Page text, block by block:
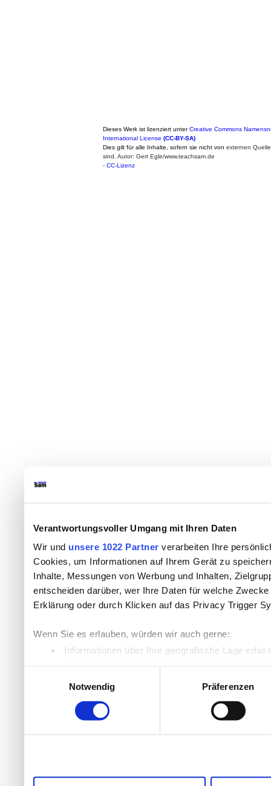
Verantwortungsvoller Umgang mit Ihren Daten
Wir und unsere 1022 Partner verarbeiten Ihre
Cookies, um Informationen auf Ihrem Gerät zu
Inhalte, Messungen von Werbung und Inhalten,
entscheiden darüber, wer Ihre Daten für welche
Erklärung oder durch Klicken auf das Privacy Trigger
Wenn Sie es erlauben, würden wir auch gerne:
Informationen über Ihre geografische Lage
Wir verwenden Cookies, um Inhalte und Anzeigen zu
die Zugriffe auf unsere Website zu analysieren.
Dienste gesammelt haben.
Notwendig
Präferenzen
Dieses Werk ist lizenziert unterCreative Commons
International License (CC-BY-SA)
Dies gilt für alle Inhalte, sofern sie nicht von externen
sind. Autor: Gert Egle/www.teachsam.de
- CC-Lizenz